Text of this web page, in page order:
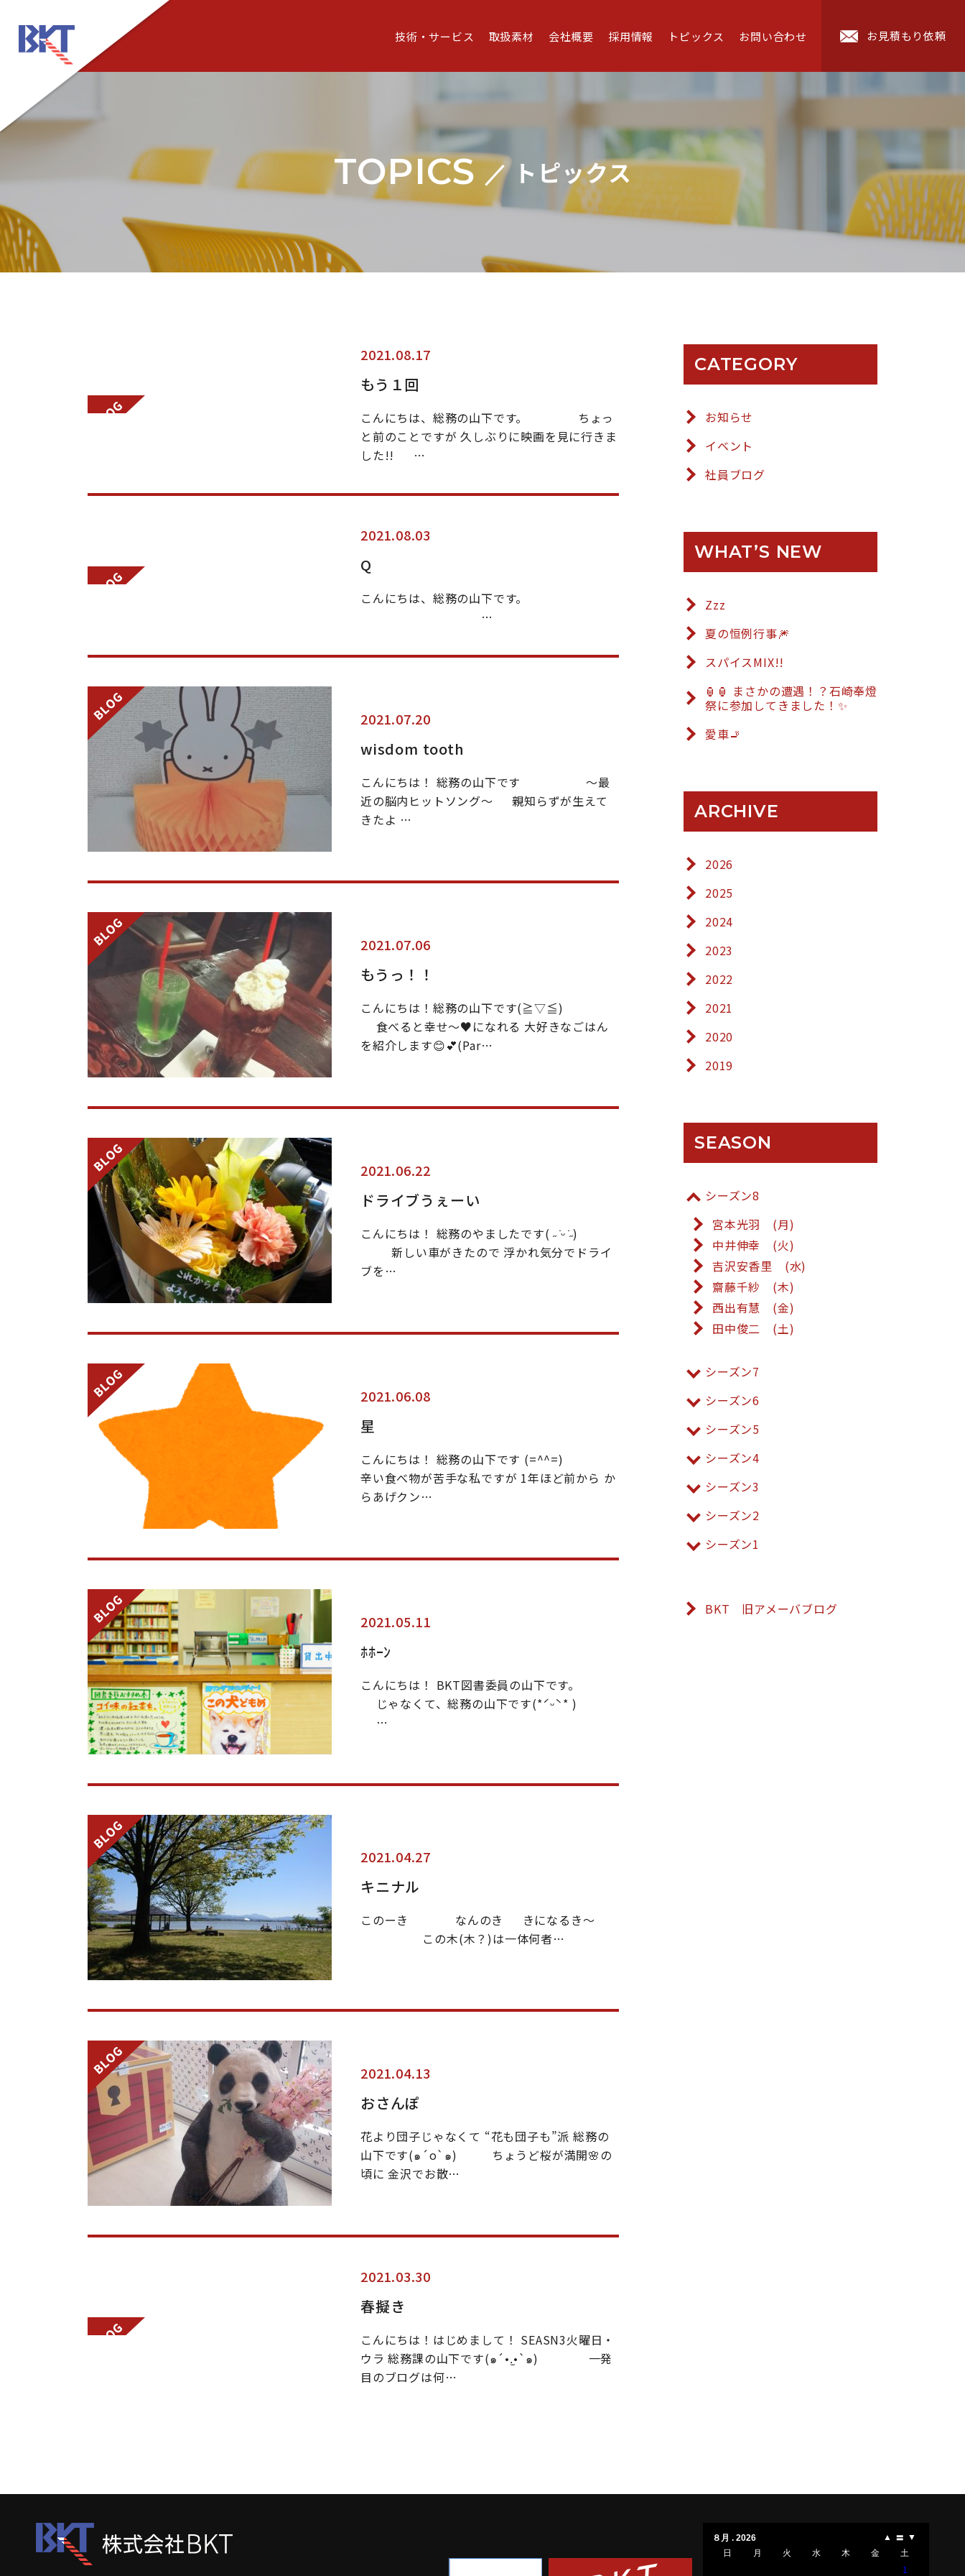
技術・サービス 取扱素材 会社概要 採用情報 トピックス お問い合わせ お見積もり依頼
TOPICS トピックス
2021.08.17
もう１回
こんにちは、総務の山下です。 ちょっ
と前のことですが 久しぶりに映画を見に行きま
した!! …
2021.08.03
Q
こんにちは、総務の山下です。
…
2021.07.20
wisdom tooth
こんにちは！ 総務の山下です 〜最
近の脳内ヒットソング〜 親知らずが生えて
きたよ …
2021.07.06
もうっ！！
こんにちは！総務の山下です(≧▽≦)
食べると幸せ〜♥になれる 大好きなごはん
を紹介します😊💕(Par…
2021.06.22
ドライブうぇーい
こんにちは！ 総務のやましたです( ˶ ̇ᵕ ̇˶)
新しい車がきたので 浮かれ気分でドライ
ブを…
2021.06.08
星
こんにちは！ 総務の山下です (=^^=)
辛い食べ物が苦手な私ですが 1年ほど前から か
らあげクン…
2021.05.11
ﾎﾎｰﾝ
こんにちは！ BKT図書委員の山下です。
じゃなくて、総務の山下です‪(*ˊᵕˋ* )
…
2021.04.27
キニナル
このーき なんのき きになるき〜
この木(木？)は一体何者…
2021.04.13
おさんぽ
花より団子じゃなくて “花も団子も”派 総務の
山下です(๑´o`๑) ちょうど桜が満開🌸の
頃に 金沢でお散…
2021.03.30
春擬き
こんにちは！はじめまして！ SEASN3火曜日・
ウラ 総務課の山下です(๑´•.̫•`๑) 一発
目のブログは何…
CATEGORY
お知らせ
イベント
社員ブログ
WHAT’S NEW
Zzz
夏の恒例行事🎆
スパイスMIX!!
🏮🏮 まさかの遭遇！？石崎奉燈
祭に参加してきました！✨
愛車🚬
ARCHIVE
2026
2025
2024
2023
2022
2021
2020
2019
SEASON
シーズン8
宮本光羽 (月)
中井伸幸 (火)
吉沢安香里 (水)
齋藤千紗 (木)
西出有慧 (金)
田中俊二 (土)
シーズン7
シーズン6
シーズン5
シーズン4
シーズン3
シーズン2
シーズン1
BKT 旧アメーバブログ